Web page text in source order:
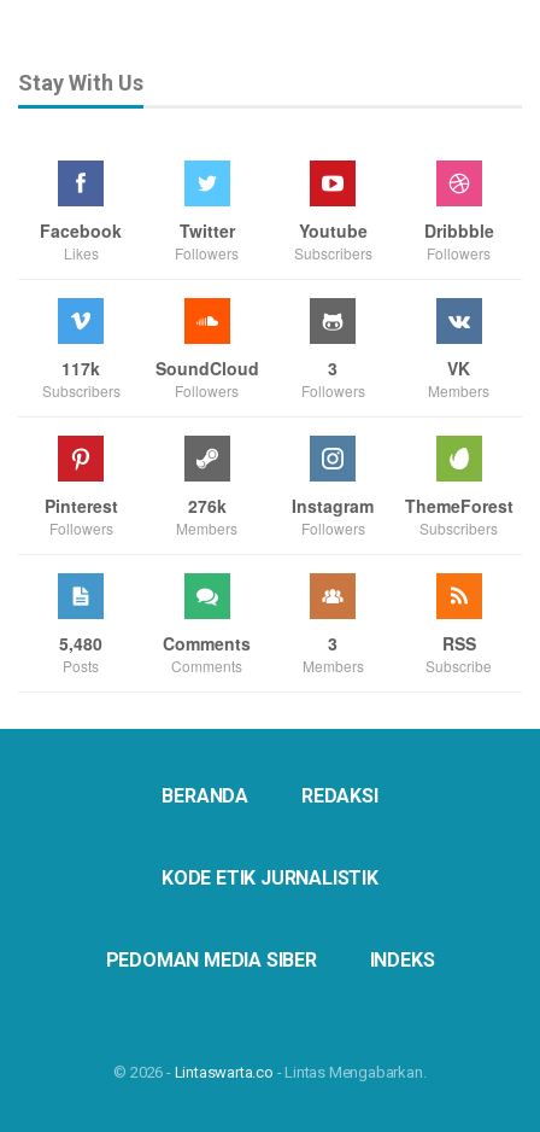
Stay With Us
Facebook
Likes
Twitter
Followers
Youtube
Subscribers
Dribbble
Followers
117k
Subscribers
SoundCloud
Followers
3
Followers
VK
Members
Pinterest
Followers
276k
Members
Instagram
Followers
ThemeForest
Subscribers
5,480
Posts
Comments
Comments
3
Members
RSS
Subscribe
BERANDA REDAKSI
KODE ETIK JURNALISTIK
PEDOMAN MEDIA SIBER INDEKS
© 2026 - Lintaswarta.co - Lintas Mengabarkan.